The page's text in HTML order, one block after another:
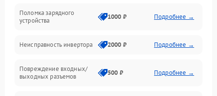
Механические повреждения
Поломка зарядного
устройства
1000 ₽ Подробнее →
Неисправность инвертора 2000 ₽ Подробнее →
Повреждение входных/
выходных разъемов
500 ₽ Подробнее →